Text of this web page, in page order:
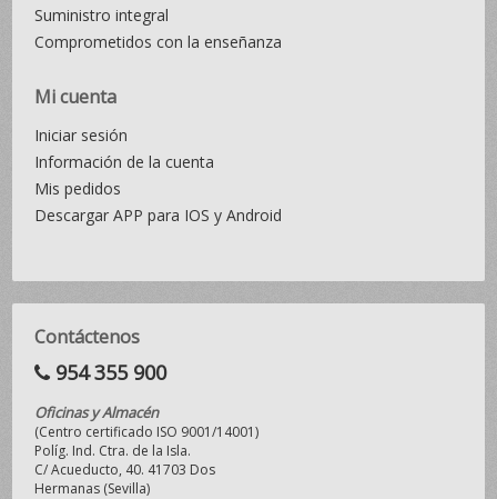
Suministro integral
Comprometidos con la enseñanza
Mi cuenta
Iniciar sesión
Información de la cuenta
Mis pedidos
Descargar APP para IOS y Android
Contáctenos
954 355 900
Oficinas y Almacén
(Centro certificado ISO 9001/14001)
Políg. Ind. Ctra. de la Isla.
C/ Acueducto, 40. 41703 Dos
Hermanas (Sevilla)